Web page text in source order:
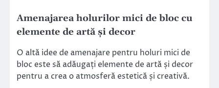
Amenajarea holurilor mici de bloc cu
elemente de artă și decor
O altă idee de amenajare pentru holuri mici de
bloc este să adăugați elemente de artă și decor
pentru a crea o atmosferă estetică și creativă.